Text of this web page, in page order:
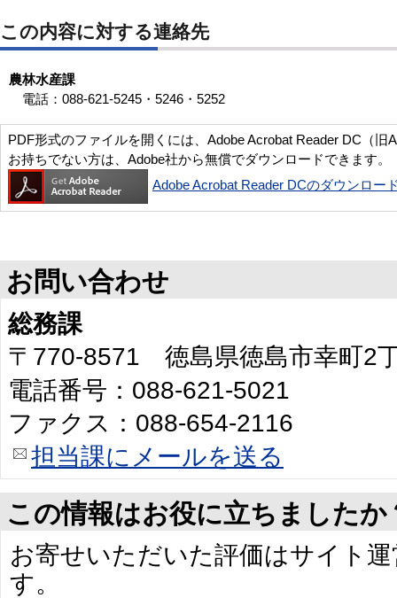
この内容に対する連絡先
農林水産課
電話：088-621-5245・5246・5252
PDF形式のファイルを開くには、Adobe Acrobat Reader DC（旧
お持ちでない方は、Adobe社から無償でダウンロードできます。
Adobe Acrobat Reader DCのダウンロー
お問い合わせ
総務課
〒770-8571 徳島県徳島市幸町2
電話番号：088-621-5021
ファクス：088-654-2116
担当課にメールを送る
この情報はお役に立ちましたか
お寄せいただいた評価はサイト
す。